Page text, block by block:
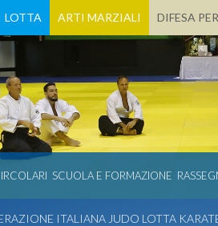
LOTTA ARTI MARZIALI DIFESA
SCUOLA E FORMAZIONE
ITALIANA JUDO LOTTA